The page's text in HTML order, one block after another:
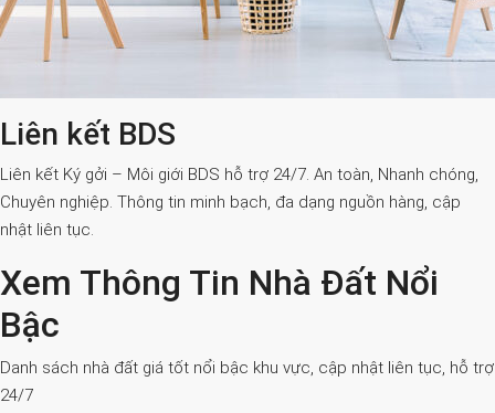
Liên kết BDS
Liên kết Ký gởi – Môi giới BDS hỗ trợ 24/7. An toàn, Nhanh chóng,
Chuyên nghiệp. Thông tin minh bạch, đa dạng nguồn hàng, cập
nhật liên tục.
Xem Thông Tin Nhà Đất Nổi
Bậc
Danh sách nhà đất giá tốt nổi bậc khu vực, cập nhật liên tục, hỗ trợ
24/7